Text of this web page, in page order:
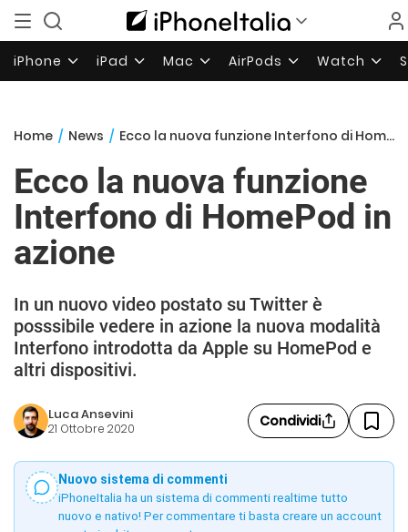
iPhone iPad Mac AirPods Watch
Home / News / Ecco la nuova funzione Interfono di HomePod in azione
Ecco la nuova funzione
Interfono di HomePod in
azione
In un nuovo video postato su Twitter è
posssibile vedere in azione la nuova modalità
Interfono introdotta da Apple su HomePod e
altri dispositivi.
Luca Ansevini
21 Ottobre 2020 Condividi
Nuovo sistema di commenti
iPhoneItalia ha un sistema di commenti realtime tutto
nuovo e nativo! Per commentare ti basta creare un account